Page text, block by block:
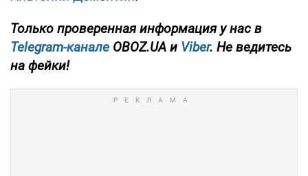
Только проверенная информация у нас в
Telegram-канале OBOZ.UA и Viber. Не ведитесь
на фейки!